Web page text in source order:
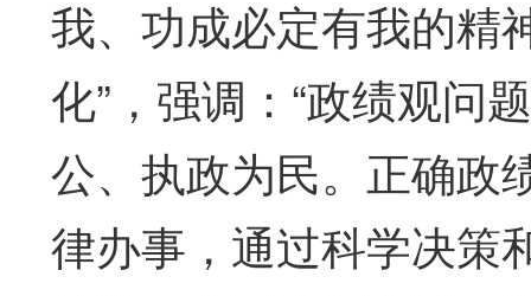
我、功成必定有我的精
化”，强调：“政绩观问
公、执政为民。正确政
律办事，通过科学决策